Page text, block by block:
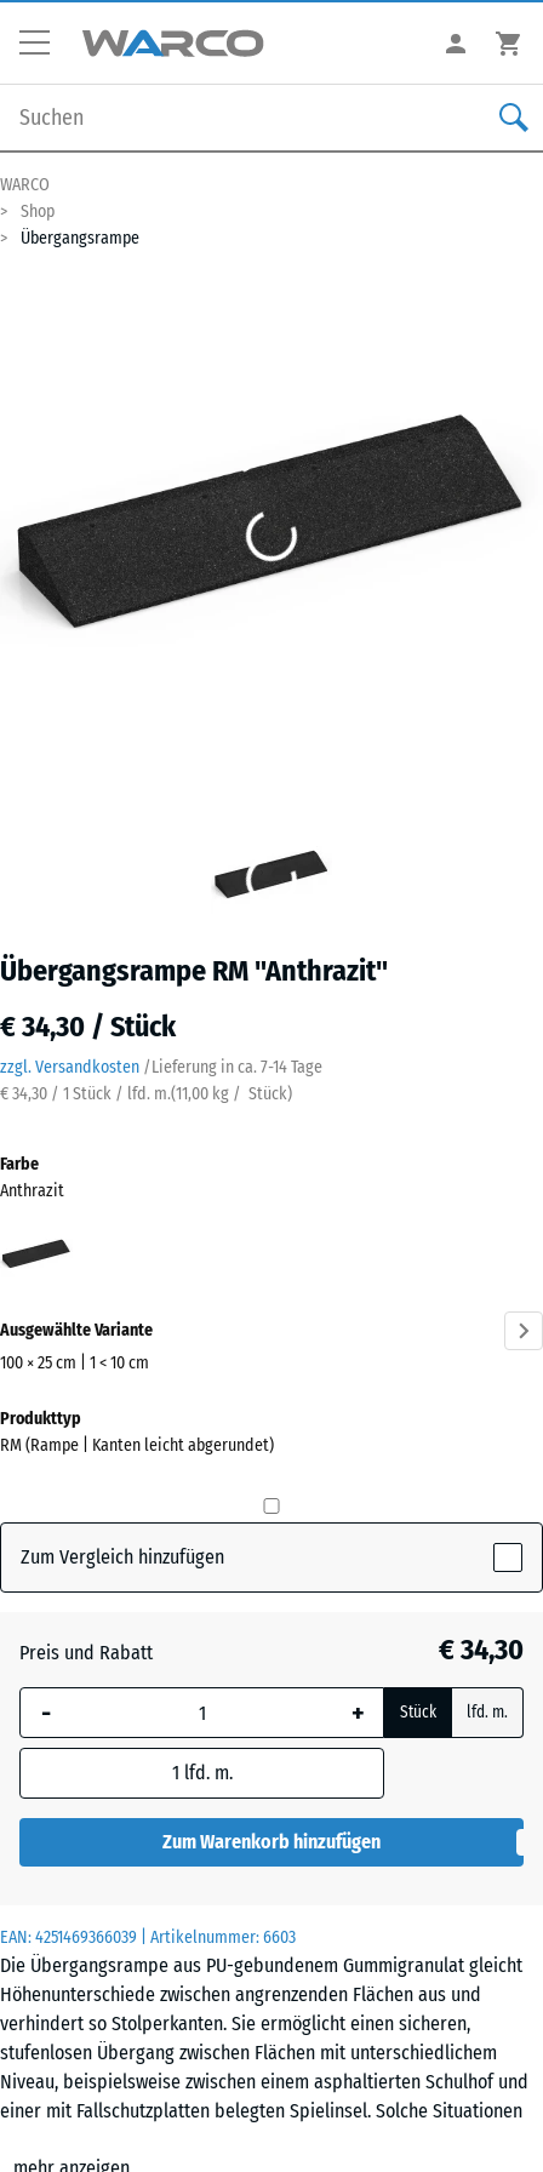
WARCO
Shop
Übergangsrampe
Übergangsrampe RM "Anthrazit"
€ 34,30 / Stück
zzgl. Versandkosten /Lieferung in ca. 7-14 Tage
€ 34,30 / 1 Stück / lfd. m.(11,00 kg / Stück)
EAN:4251469366039 | Artikelnummer:6603
Die Übergangsrampe aus PU-gebundenem Gummigranulat gleicht
Höhenunterschiede zwischen angrenzenden Flächen aus und
verhindert so Stolperkanten. Sie ermöglicht einen sicheren,
stufenlosen Übergang zwischen Flächen mit unterschiedlichem
Niveau, beispielsweise zwischen einem asphaltierten Schulhof und
einer mit Fallschutzplatten belegten Spielinsel. Solche Situationen
Farbe
Anthrazit
Ausgewählte Variante
100 × 25 cm | 1 < 10 cm
Abmessungen
für
1000
mm
Die gewählte, blau
umrandete
(sofern in den
Produktdaten nicht
verwendet.
100
×
25
cm
| 1
Produkttyp
RM (Rampe | Kanten leicht abgerundet)
Zum Vergleich hinzufügen
Preis und Rabatt € 34,30
- + Stück lfd. m.
1 lfd. m.
Zum Warenkorb hinzufügen